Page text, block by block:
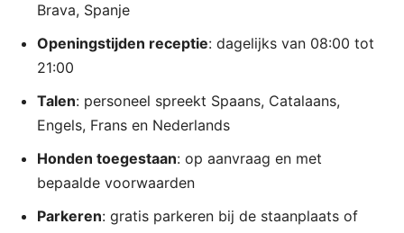
Brava, Spanje
Openingstijden receptie: dagelijks van 08:00 tot
21:00
Talen: personeel spreekt Spaans, Catalaans,
Engels, Frans en Nederlands
Honden toegestaan: op aanvraag en met
bepaalde voorwaarden
Parkeren: gratis parkeren bij de staanplaats of